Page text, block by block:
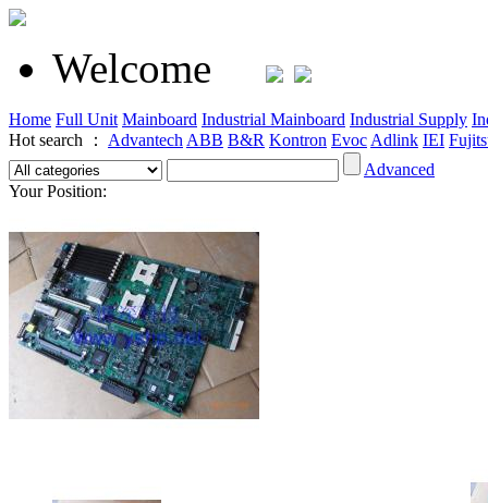
Welcome
Home Full Unit Mainboard Industrial Mainboard Industrial Supply
Hot search ： Advantech ABB B&R Kontron Evoc Adlink IEI
Advanced
Your Position: